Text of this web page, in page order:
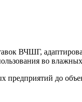
ВЧШГ,
во
до